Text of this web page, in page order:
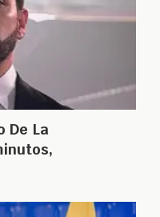
De La